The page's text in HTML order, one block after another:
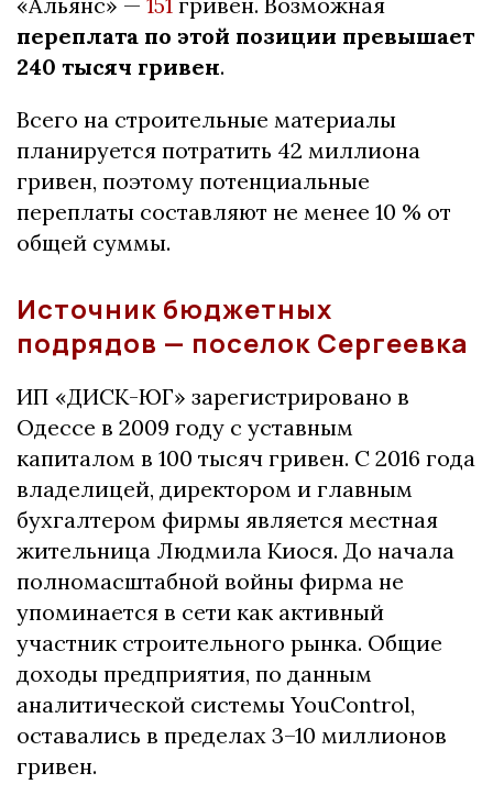
переплата по этой позиции превышает
240 тысяч гривен.
Всего на строительные материалы
планируется потратить 42 миллиона
гривен, поэтому потенциальные
переплаты составляют не менее 10 % от
общей суммы.
Источник бюджетных
подрядов — поселок Сергеевка
ИП «ДИСК-ЮГ» зарегистрировано в
Одессе в 2009 году с уставным
капиталом в 100 тысяч гривен. С 2016 года
владелицей, директором и главным
бухгалтером фирмы является местная
жительница Людмила Киося. До начала
полномасштабной войны фирма не
упоминается в сети как активный
участник строительного рынка. Общие
доходы предприятия, по данным
аналитической системы YouControl,
оставались в пределах 3–10 миллионов
гривен.